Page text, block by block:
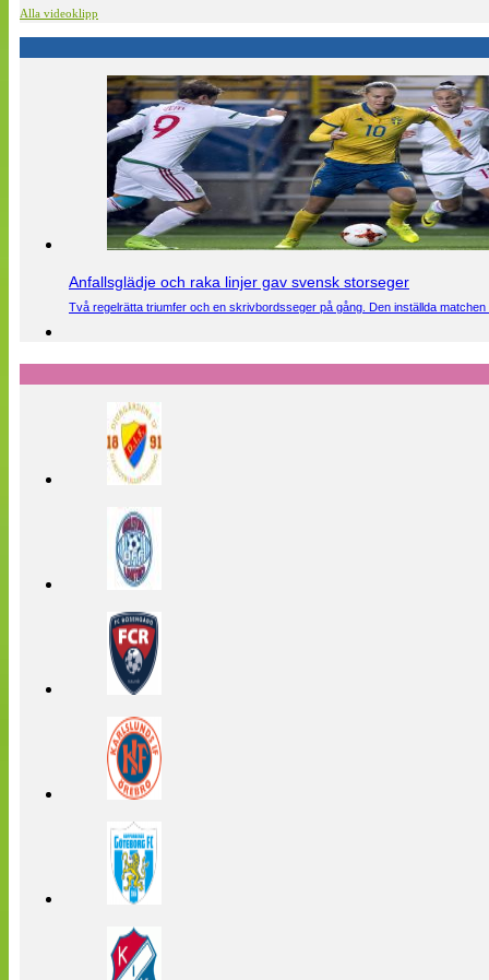
Alla videoklipp
Anfallsglädje och raka linjer gav svensk storseger
Två regelrätta triumfer och en skrivbordsseger på gång. Den inställda